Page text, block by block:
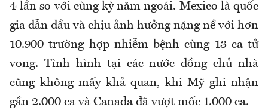
4 lần so với cùng kỳ năm ngoái. Mexico là quốc
gia dẫn đầu và chịu ảnh hưởng nặng nề với hơn
10.900 trường hợp nhiễm bệnh cùng 13 ca tử
vong. Tình hình tại các nước đồng chủ nhà
cũng không mấy khả quan, khi Mỹ ghi nhận
gần 2.000 ca và Canada đã vượt mốc 1.000 ca.